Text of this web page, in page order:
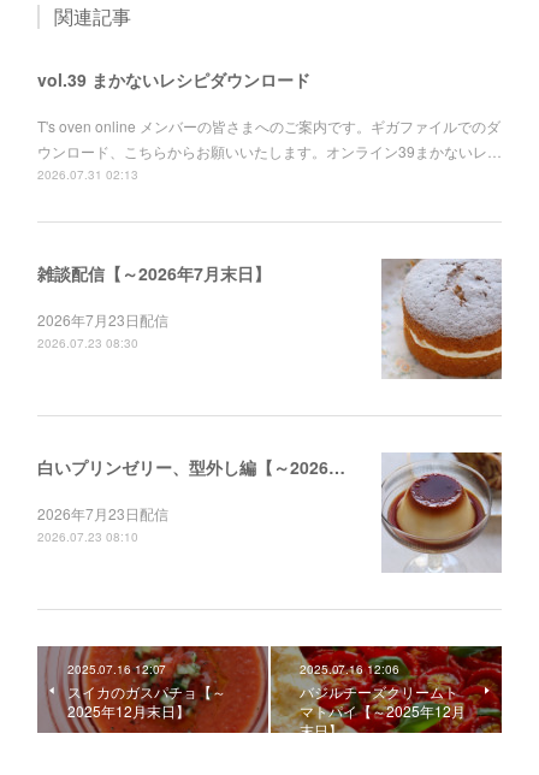
関連記事
vol.39 まかないレシピダウンロード
T's oven online メンバーの皆さまへのご案内です。ギガファイルでのダ
ウンロード、こちらからお願いいたします。オンライン39まかないレ…
2026.07.31 02:13
雑談配信【～2026年7月末日】
2026年7月23日配信
2026.07.23 08:30
白いプリンゼリー、型外し編【～2026年12月末日】
2026年7月23日配信
2026.07.23 08:10
2025.07.16 12:07
スイカのガスパチョ【～
2025年12月末日】
2025.07.16 12:06
バジルチーズクリームト
マトパイ【～2025年12月
末日】